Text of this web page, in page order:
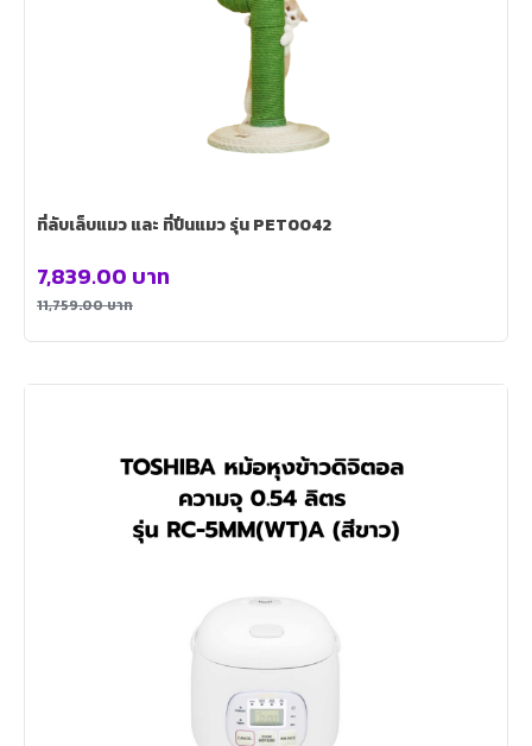
ที่ลับเล็บแมว และ ที่ปีนแมว รุ่น PET0042
11,759.00บาท
7,839.00 บาท